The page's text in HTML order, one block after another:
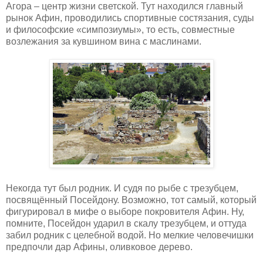
Агора – центр жизни светской. Тут находился главный
рынок Афин, проводились спортивные состязания, суды
и философские «симпозиумы», то есть, совместные
возлежания за кувшином вина с маслинами.
Некогда тут был родник. И судя по рыбе с трезубцем,
посвящённый Посейдону. Возможно, тот самый, который
фигурировал в мифе о выборе покровителя Афин. Ну,
помните, Посейдон ударил в скалу трезубцем, и оттуда
забил родник с целебной водой. Но мелкие человечишки
предпочли дар Афины, оливковое дерево.